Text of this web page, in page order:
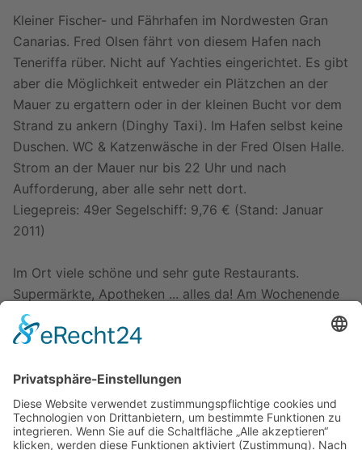
Kleiner Fischer- und Fährhafen im Nordwesten Gran
Canarias. Fred Olsen fährt von diesem Hafen nach
Teneriffa rüber. Nicht auf Yachties eingerichtet. Es gibt
aber die Möglichkeit entweder ein Plätzchen an der
Mauer zu ergattern oder in der kleinen Bucht vor dem
Strand zu ankern (Dinghy Taxi). Im Hafen selbst keine
Duschen. WC & Katzenwäsche in der Fred Olsen Halle.
Strom an der Mauer nur bis 22 Uhr und nach
Aufforderung, aber alle sehr nett dort.
Liegepreis: 49er Segelschiff: 9,76 € (Stand: Januar
2011)
Im Ort viele schöne und sehr gute Restaurants.
Supermärkte, Apotheken ... alles da! Am Wochenende
sehr lebhaft - viele Ausflügler.
Puerto de las Nieves Hafeneinfahrt